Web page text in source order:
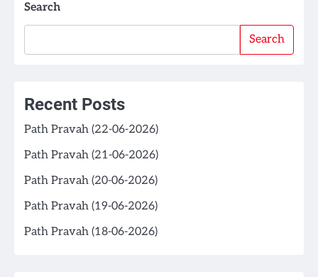
Search
Search
Recent Posts
Path Pravah (22-06-2026)
Path Pravah (21-06-2026)
Path Pravah (20-06-2026)
Path Pravah (19-06-2026)
Path Pravah (18-06-2026)